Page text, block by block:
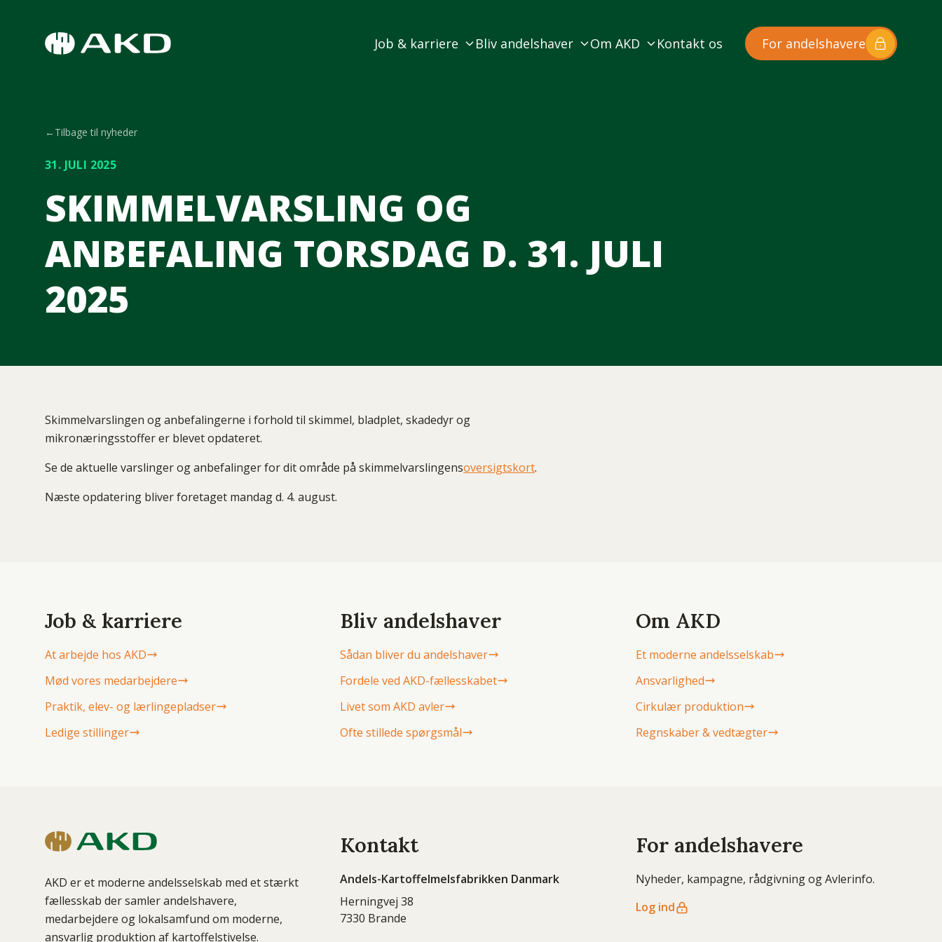
Job & karriere Bliv andelshaver Om AKD Kontakt os For andelshavere
←Tilbage til nyheder
31. JULI 2025
SKIMMELVARSLING OG
ANBEFALING TORSDAG D. 31. JULI
2025
Skimmelvarslingen og anbefalingerne i forhold til skimmel, bladplet, skadedyr og
mikronæringsstoffer er blevet opdateret.
Se de aktuelle varslinger og anbefalinger for dit område på skimmelvarslingensoversigtskort.
Næste opdatering bliver foretaget mandag d. 4. august.
Job & karriere
At arbejde hos AKD
Mød vores medarbejdere
Praktik, elev- og lærlingepladser
Ledige stillinger
Bliv andelshaver
Sådan bliver du andelshaver
Fordele ved AKD-fællesskabet
Livet som AKD avler
Ofte stillede spørgsmål
Om AKD
Et moderne andelsselskab
Ansvarlighed
Cirkulær produktion
Regnskaber & vedtægter
AKD er et moderne andelsselskab med et stærkt
fællesskab der samler andelshavere,
medarbejdere og lokalsamfund om moderne,
ansvarlig produktion af kartoffelstivelse.
Kontakt
Andels-Kartoffelmelsfabrikken Danmark
Herningvej 38
7330 Brande
For andelshavere
Nyheder, kampagne, rådgivning og Avlerinfo.
Log ind